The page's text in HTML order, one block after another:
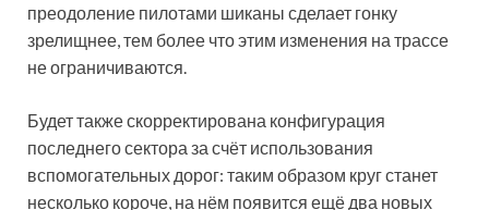
преодоление пилотами шиканы сделает гонку
зрелищнее, тем более что этим изменения на трассе
не ограничиваются.
Будет также скорректирована конфигурация
последнего сектора за счёт использования
вспомогательных дорог: таким образом круг станет
несколько короче, на нём появится ещё два новых